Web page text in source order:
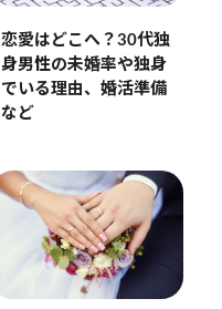
恋愛はどこへ？30代独
身男性の未婚率や独身
でいる理由、婚活準備
など